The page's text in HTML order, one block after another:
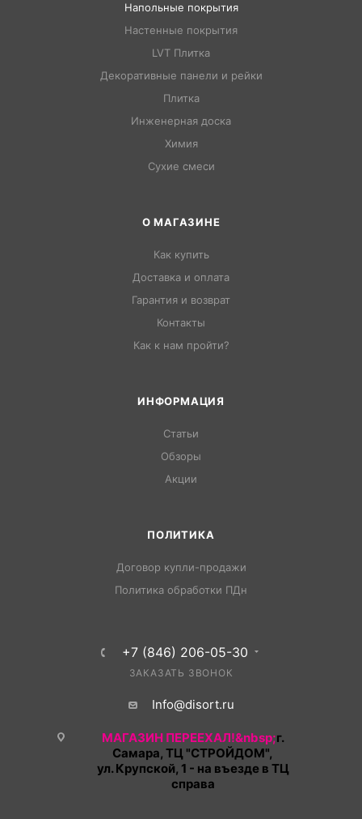
Напольные покрытия
Настенные покрытия
LVT Плитка
Декоративные панели и рейки
Плитка
Инженерная доска
Химия
Сухие смеси
О МАГАЗИНЕ
Как купить
Доставка и оплата
Гарантия и возврат
Контакты
Как к нам пройти?
ИНФОРМАЦИЯ
Статьи
Обзоры
Акции
ПОЛИТИКА
Договор купли-продажи
Политика обработки ПДн
+7 (846) 206-05-30
ЗАКАЗАТЬ ЗВОНОК
Info@disort.ru
МАГАЗИН ПЕРЕЕХАЛ!&nbsp;г.
Самара, ТЦ "СТРОЙДОМ",
ул. Крупской, 1 - на въезде в ТЦ
справа